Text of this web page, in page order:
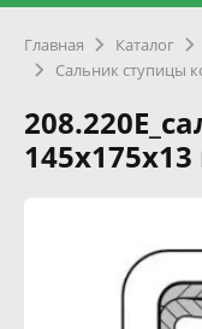
Главная Каталог
Сальник ступицы